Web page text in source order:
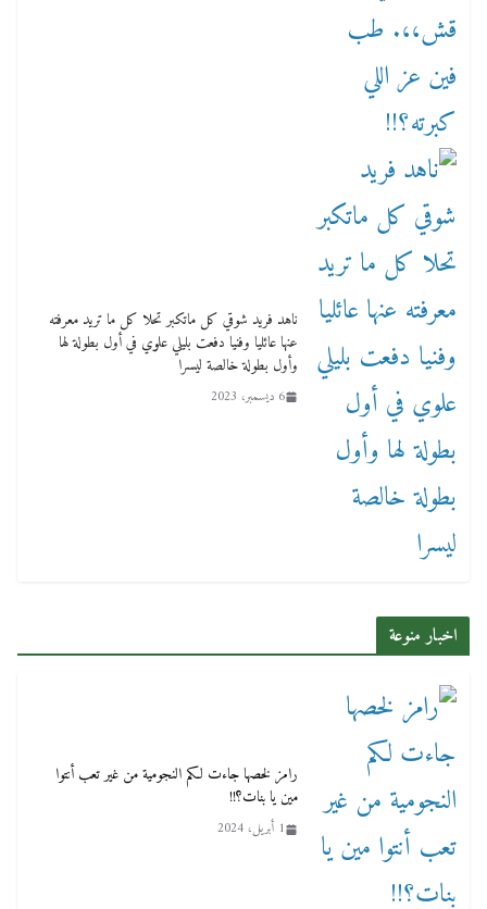
ناهد فريد شوقي كل ماتكبر تحلا كل ما تريد معرفته
عنها عائليا وفنيا دفعت بليلي علوي في أول بطولة لها
وأول بطولة خالصة ليسرا
6 ديسمبر، 2023
اخبار منوعة
رامز لخصها جاءت لكم النجومية من غير تعب أنتوا
مين يا بنات؟!!
1 أبريل، 2024